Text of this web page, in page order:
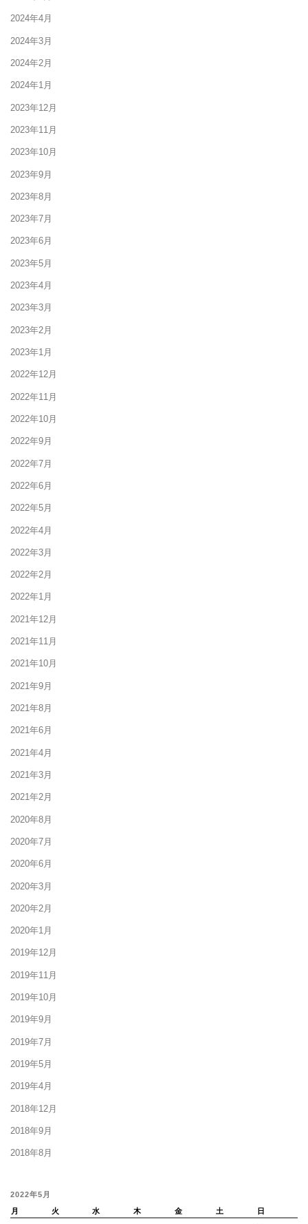
2024年4月
2024年3月
2024年2月
2024年1月
2023年12月
2023年11月
2023年10月
2023年9月
2023年8月
2023年7月
2023年6月
2023年5月
2023年4月
2023年3月
2023年2月
2023年1月
2022年12月
2022年11月
2022年10月
2022年9月
2022年7月
2022年6月
2022年5月
2022年4月
2022年3月
2022年2月
2022年1月
2021年12月
2021年11月
2021年10月
2021年9月
2021年8月
2021年6月
2021年4月
2021年3月
2021年2月
2020年8月
2020年7月
2020年6月
2020年3月
2020年2月
2020年1月
2019年12月
2019年11月
2019年10月
2019年9月
2019年7月
2019年5月
2019年4月
2018年12月
2018年9月
2018年8月
2022年5月
月
火 水 木 金 土 日